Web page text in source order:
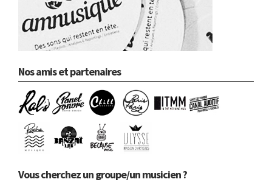
Nos amis et partenaires
Vous cherchez un groupe/un musicien ?